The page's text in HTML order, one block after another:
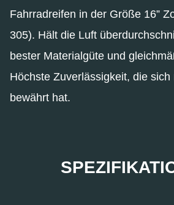
Fahrradreifen in der Größe 16”
305). Hält die Luft
bester Materialgüte und
Höchste Zuverlässigkeit, die sich
bewährt hat.